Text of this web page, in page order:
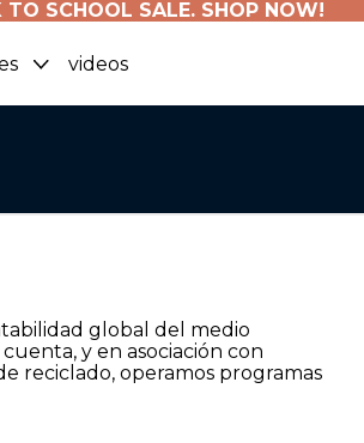
TO SCHOOL SALE. SHOP NOW!
videos
global del medio
y en asociación con
reciclado, operamos programas